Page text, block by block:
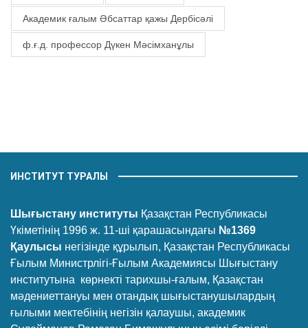
Академик ғалым Әбсаттар қажы Дербісәлі
ф.ғ.д. профессор Дүкен Мәсімханұлы
ИНСТИТУТ ТУРАЛЫ
Шығыстану институты Қазақстан Республикасы
Үкіметінің 1996 ж. 11-ші қарашасындағы №1369
Қаулысы негізінде құрылып, Қазақстан Республикасы
Ғылым Министрлігі-Ғылым Академиясы Шығыстану
институтына көрнекті тарихшы-ғалым, Қазақстан
мәдениеттануы мен отандық шығыстанушылардың
ғылыми мектебінің негізін қалаушы, академик